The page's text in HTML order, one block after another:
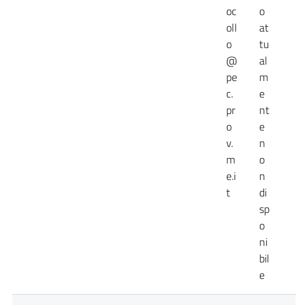
oc
oll
o
@
pe
c.
pr
o
v.
m
e.i
t
o
at
tu
al
m
e
nt
e
n
o
n
di
sp
o
ni
bil
e